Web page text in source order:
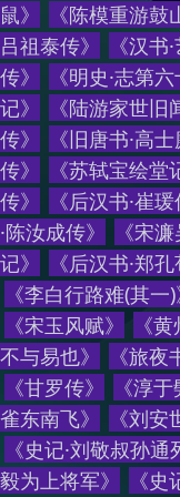
鼠》 《陈模重游鼓
吕祖泰传》 《汉书
传》 《明史·志第
记》 《陆游家世旧
传》 《旧唐书·高
传》 《苏轼宝绘堂
传》 《后汉书·崔
·陈汝成传》 《宋濂
记》 《后汉书·郑
《李白行路难(其一)
《宋玉风赋》 《黄
不与易也》 《旅夜
《甘罗传》 《淳于
雀东南飞》 《刘安
《史记·刘敬叔孙通
毅为上将军》 《史